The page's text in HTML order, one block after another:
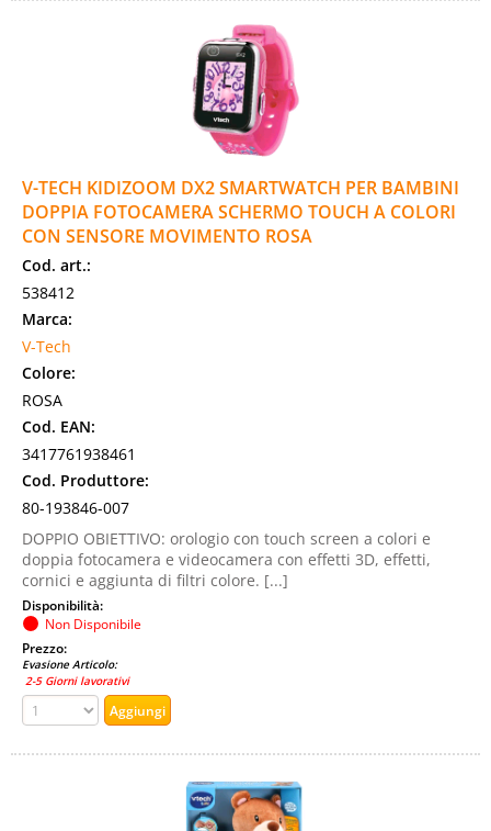
V-TECH KIDIZOOM DX2 SMARTWATCH PER BAMBINI
DOPPIA FOTOCAMERA SCHERMO TOUCH A COLORI
CON SENSORE MOVIMENTO ROSA
Cod. art.:
538412
Marca:
V-Tech
Colore:
ROSA
Cod. EAN:
3417761938461
Cod. Produttore:
80-193846-007
DOPPIO OBIETTIVO: orologio con touch screen a colori e
doppia fotocamera e videocamera con effetti 3D, effetti,
cornici e aggiunta di filtri colore. [...]
Disponibilità:
Non Disponibile
Prezzo:
Evasione Articolo:
2-5 Giorni lavorativi